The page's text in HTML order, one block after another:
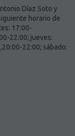
Díaz Soto y
horario de
17:00-
22:00; jueves:
22:00; sábado: